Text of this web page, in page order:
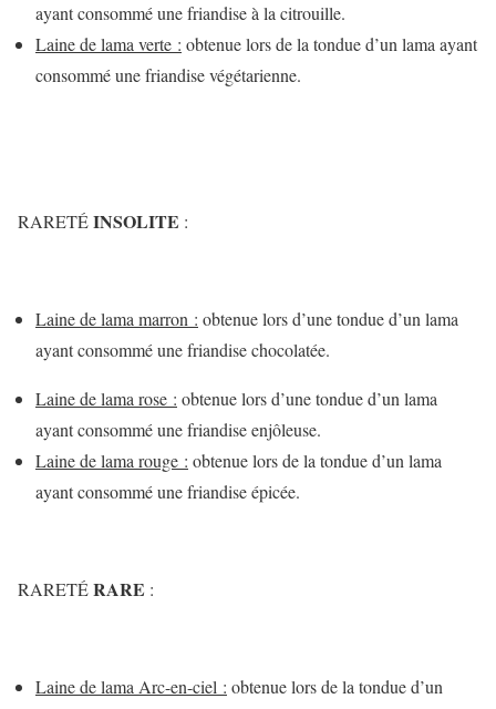
ayant consommé une friandise à la citrouille.
Laine de lama verte : obtenue lors de la tondue d’un lama ayant
consommé une friandise végétarienne.
RARETÉINSOLITE :
Laine de lama marron : obtenue lors d’une tondue d’un lama
ayant consommé une friandise chocolatée.
Laine de lama rose : obtenue lors d’une tondue d’un lama
ayant consommé une friandise enjôleuse.
Laine de lama rouge : obtenue lors de la tondue d’un lama
ayant consommé une friandise épicée.
RARETÉRARE :
Laine de lama Arc-en-ciel : obtenue lors de la tondue d’un